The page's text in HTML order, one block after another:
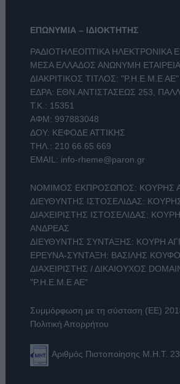
ΕΠΩΝΥΜΙΑ – ΙΔΙΟΚΤΗΤΗΣ
ΡΑΔΙΟΤΗΛΕΟΠΤΙΚΑ ΗΛΕΚΤΡΟΝΙΚΑ
ΜΕΣΑ ΕΛΛΑΔΟΣ ΑΝΩΝΥΜΗ ΕΤΑΙΡΕΙΑ
ΔΙΑΚΡΙΤΙΚΟΣ ΤΙΤΛΟΣ: "Ρ.Η.Ε.Μ.Ε ΑΕ"
ΕΔΡΑ: ΕΘΝ.ΑΝΤΙΣΤΑΣΕΩΣ 253,
Τ.Κ.: 15351
ΑΦΜ: 997883048
ΔΟΥ: ΚΕΦΟΔΕ ΑΤΤΙΚΗΣ
ΤΗΛ.: 210 66.65.669
EMAIL: info-rheme@paron.gr
ΝΟΜΙΜΟΣ ΕΚΠΡΟΣΩΠΟΣ: ΚΟΥΡΗΣ
ΔΙΕΥΘΥΝΤΗΣ ΙΣΤΟΣΕΛΙΔΑΣ:
ΔΙΑΧΕΙΡΙΣΤΗΣ ΙΣΤΟΣΕΛΙΔΑΣ:
ΑΝΔΡΕΑΣ
ΔΙΕΥΘΥΝΤΗΣ ΣΥΝΤΑΞΗΣ: ΚΟΥΡΗ
ΕΡΕΥΝΑ-ΣΥΝΤΑΞΗ: ΒΑΣΙΛΗΣ
ΔΙΑΧΕΙΡΙΣΤΗΣ / ΔΙΚΑΙΟΥΧΟΣ
"Ρ.Η.Ε.Μ.Ε ΑΕ"
Συμμόρφωση με τη σύσταση (ΕΕ)
Πολιτική Απορρήτου
Αριθμός Πιστοποίησης Μ.Η.Τ.